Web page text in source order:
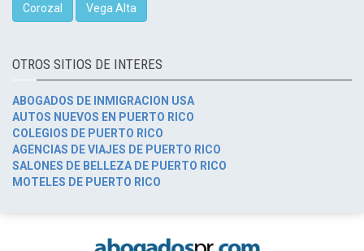
Corozal Vega Alta
OTROS SITIOS DE INTERES
ABOGADOS DE INMIGRACION USA
AUTOS NUEVOS EN PUERTO RICO
COLEGIOS DE PUERTO RICO
AGENCIAS DE VIAJES DE PUERTO RICO
SALONES DE BELLEZA DE PUERTO RICO
MOTELES DE PUERTO RICO